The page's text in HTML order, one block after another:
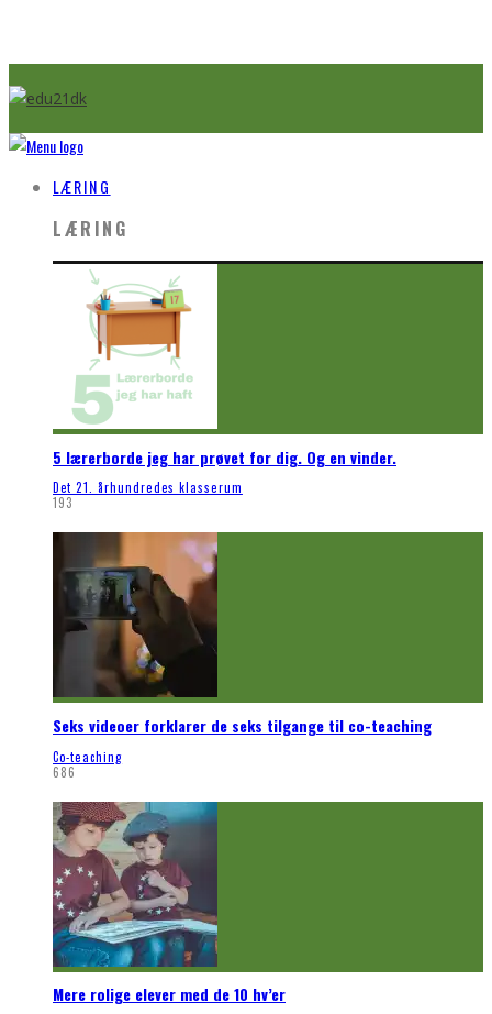
LÆRING
LÆRING
5 lærerborde jeg har prøvet for dig. Og en vinder.
Det 21. århundredes klasserum
193
Seks videoer forklarer de seks tilgange til co-teaching
Co-teaching
686
Mere rolige elever med de 10 hv’er